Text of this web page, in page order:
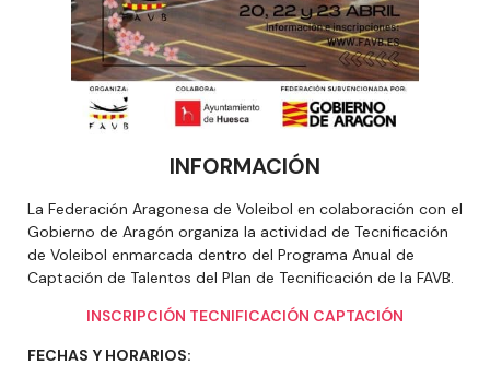
INFORMACIÓN
La Federación Aragonesa de Voleibol en colaboración con el
Gobierno de Aragón organiza la actividad de Tecnificación
de Voleibol enmarcada dentro del Programa Anual de
Captación de Talentos del Plan de Tecnificación de la FAVB.
INSCRIPCIÓN TECNIFICACIÓN CAPTACIÓN
FECHAS Y HORARIOS: